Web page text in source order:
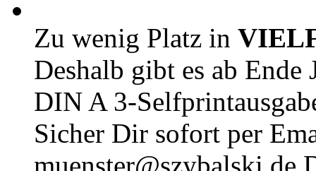
Zu wenig Platz in
Deshalb gibt es ab Ende
DIN A 3-
Sicher Dir sofort per
muenster@szybalski.de